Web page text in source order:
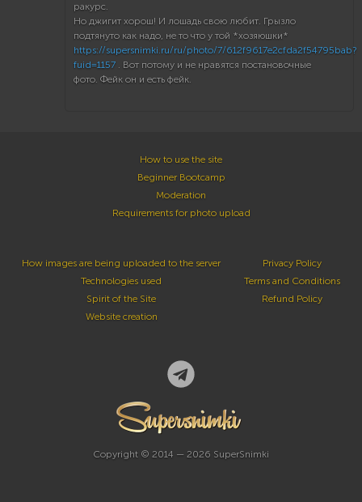
ракурс.
Но джигит хорош! И лошадь свою любит. Грызло
подтянуто как надо, не то что у той *хозяюшки*
https://supersnimki.ru/ru/photo/7/612f9617e2cfda2f54795bab?
fuid=1157 . Вот потому и не нравятся постановочные
фото. Фейк он и есть фейк.
How to use the site
Beginner Bootcamp
Moderation
Requirements for photo upload
How images are being uploaded to the server
Technologies used
Spirit of the Site
Website creation
Privacy Policy
Terms and Conditions
Refund Policy
Copyright © 2014 — 2026 SuperSnimki